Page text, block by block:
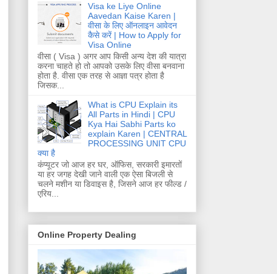
Visa ke Liye Online
Aavedan Kaise Karen |
वीसा के लिए ऑनलाइन आवेदन
कैसे करें | How to Apply for
Visa Online
वीसा ( Visa ) अगर आप किसी अन्य देश की यात्रा
करना चाहते हो तो आपको उसके लिए वीसा बनवाना
होता है. वीसा एक तरह से आज्ञा पत्र होता है
जिसक...
What is CPU Explain its
All Parts in Hindi | CPU
Kya Hai Sabhi Parts ko
explain Karen | CENTRAL
PROCESSING UNIT CPU
क्या है
कंप्यूटर जो आज हर घर, ऑफिस, सरकारी इमारतों
या हर जगह देखी जाने वाली एक ऐसा बिजली से
चलने मशीन या डिवाइस है, जिसने आज हर फील्ड /
एरिय...
Online Property Dealing